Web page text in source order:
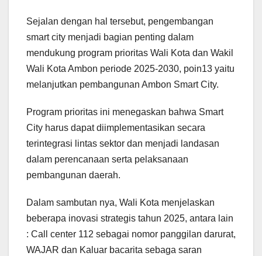
Sejalan dengan hal tersebut, pengembangan
smart city menjadi bagian penting dalam
mendukung program prioritas Wali Kota dan Wakil
Wali Kota Ambon periode 2025-2030, poin13 yaitu
melanjutkan pembangunan Ambon Smart City.
Program prioritas ini menegaskan bahwa Smart
City harus dapat diimplementasikan secara
terintegrasi lintas sektor dan menjadi landasan
dalam perencanaan serta pelaksanaan
pembangunan daerah.
Dalam sambutan nya, Wali Kota menjelaskan
beberapa inovasi strategis tahun 2025, antara lain
: Call center 112 sebagai nomor panggilan darurat,
WAJAR dan Kaluar bacarita sebaga saran